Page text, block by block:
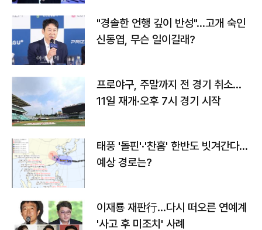
"경솔한 언행 깊이 반성"…고개 숙인
신동엽, 무슨 일이길래?
프로야구, 주말까지 전 경기 취소…
11일 재개·오후 7시 경기 시작
태풍 '돌핀'·'찬홈' 한반도 빗겨간다…
예상 경로는?
이재룡 재판行…다시 떠오른 연예계
'사고 후 미조치' 사례